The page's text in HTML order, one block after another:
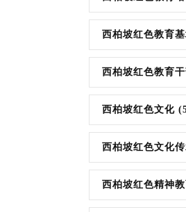
西柏坡红色教育
西柏坡红色教育
西柏坡红色文化
西柏坡红色文化
西柏坡红色精神